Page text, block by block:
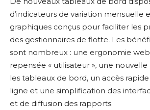
d’indicateurs de variation mensuelle
graphiques conçus pour faciliter les
des gestionnaires de flotte. Les
sont nombreux : une ergonomie
repensée « utilisateur », une
les tableaux de bord, un accès rapide
ligne et une simplification des
et de diffusion des rapports.